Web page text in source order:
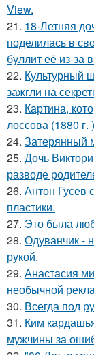
View.
21. 18-Летняя
поделилась в
буллит её из-за
22. Культурный
зажгли на
23. Картина,
лоссова (1880 г.
24. Затерянный
25. Дочь
разводе
26. Антон Гусев
пластики.
27. Это была
28. Одуванчик -
рукой.
29. Анастасия
необычной
30. Всегда под
31. Ким
мужчины за